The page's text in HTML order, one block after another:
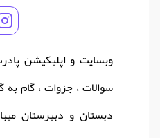
وبسایت و اپلیکیشن
سوالات ، جزوات ، گام
دبستان و دبیرستان